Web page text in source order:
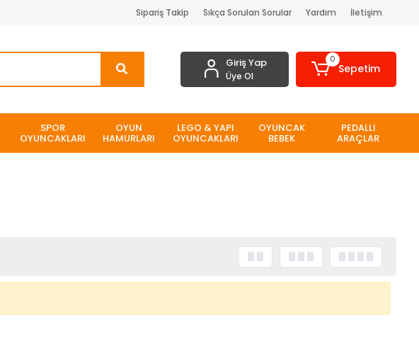
Sipariş Takip Sıkça Sorulan Sorular Yardım İletişim
Giriş Yap
Üye Ol
0
Sepetim
SPOR
OYUNCAKLARI
OYUN
HAMURLARI
LEGO & YAPI
OYUNCAKLARI
OYUNCAK
BEBEK
PEDALLI
ARAÇLAR